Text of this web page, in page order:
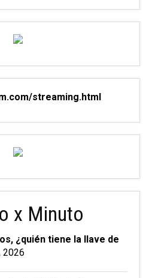
x Minuto
¿quién tiene la llave de
2026